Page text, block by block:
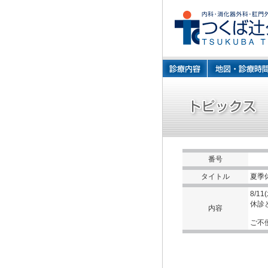
番号
タイトル 夏季
内容
8/
休診
ご不